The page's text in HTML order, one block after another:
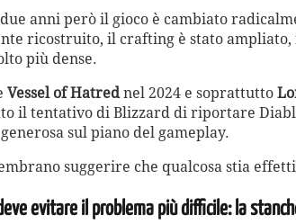
anni però il gioco è cambiato
ricostruito, il crafting è stato
più dense.
Vessel of Hatrednel 2024 e soprattutto
il tentativo di Blizzard di riportare
sul piano del gameplay.
suggerire che qualcosa stia
evitare il problema più difficile: la